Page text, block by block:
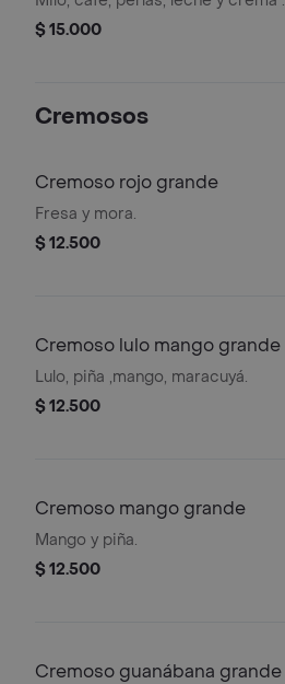
$ 15.000
Cremosos
Cremoso rojo grande
Fresa y mora.
$ 12.500
Cremoso lulo mango grande
Lulo, piña ,mango, maracuyá.
$ 12.500
Cremoso mango grande
Mango y piña.
$ 12.500
Cremoso guanábana grande